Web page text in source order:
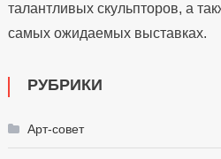
талантливых скульпторов, а
самых ожидаемых выставках.
РУБРИКИ
Арт-совет